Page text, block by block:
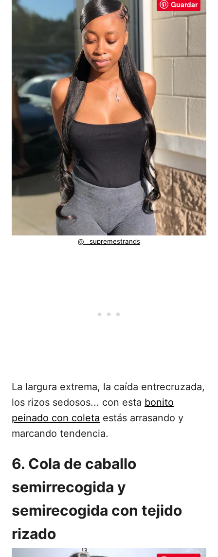
Guardar
@__supremestrands
La largura extrema, la caída entrecruzada,
los rizos sedosos... con esta bonito
peinado con coleta estás arrasando y
marcando tendencia.
6. Cola de caballo
semirrecogida y
semirecogida con tejido
rizado